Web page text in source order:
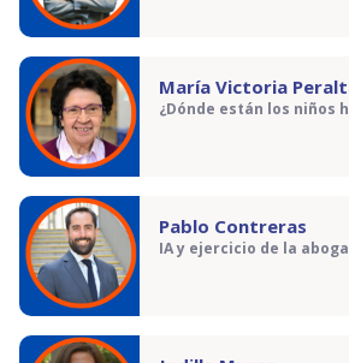
María Victoria
¿Dónde están los niños
Pablo Contreras
IA y ejercicio de la